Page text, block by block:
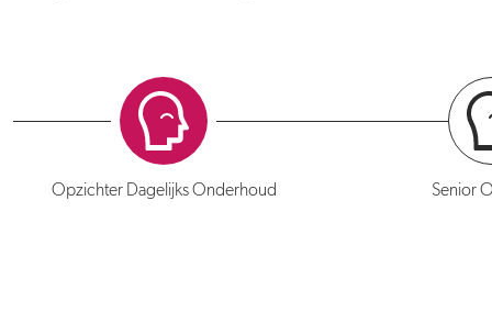
Opzichter Dagelijks Onderhoud Senior